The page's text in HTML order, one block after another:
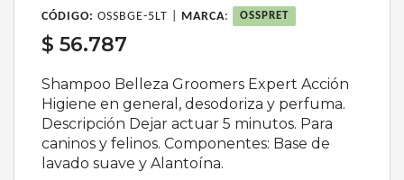
CÓDIGO: OSSBGE-5LT | MARCA: OSSPRET
$ 56.787
Shampoo Belleza Groomers Expert Acción
Higiene en general, desodoriza y perfuma.
Descripción Dejar actuar 5 minutos. Para
caninos y felinos. Componentes: Base de
lavado suave y Alantoína.